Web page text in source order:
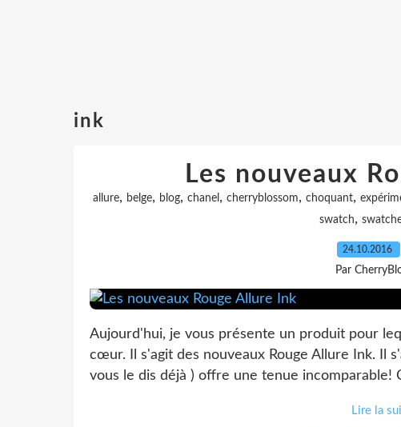
ink
Les nouveaux
allure, belge, blog, chanel , cherryblossom, choquant,
swatch,
24.10.2016
Par
Aujourd'hui, je vous présente un produit pour
cœur. Il s'agit des nouveaux Rouge Allure Ink. Il
vous le dis déjà ) offre une tenue incomparable!
Lire la